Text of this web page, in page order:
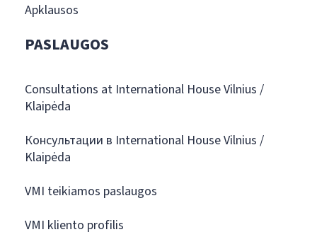
Apklausos
PASLAUGOS
Consultations at International House Vilnius /
Klaipėda
Консультации в International House Vilnius /
Klaipėda
VMI teikiamos paslaugos
VMI kliento profilis